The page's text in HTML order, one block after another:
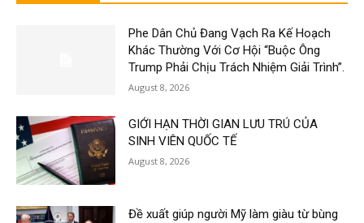
Phe Dân Chủ Đang Vạch Ra Kế Hoạch
Khác Thường Với Cơ Hội “Buộc Ông
Trump Phải Chịu Trách Nhiệm Giải Trình”.
August 8, 2026
GIỚI HẠN THỜI GIAN LƯU TRÚ CỦA
SINH VIÊN QUỐC TẾ
August 8, 2026
Đề xuất giúp người Mỹ làm giàu từ bùng